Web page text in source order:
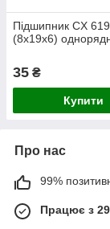
Підшипник CX
(8x19x6)
35 ₴
Купити
Про нас
99%
Працює з